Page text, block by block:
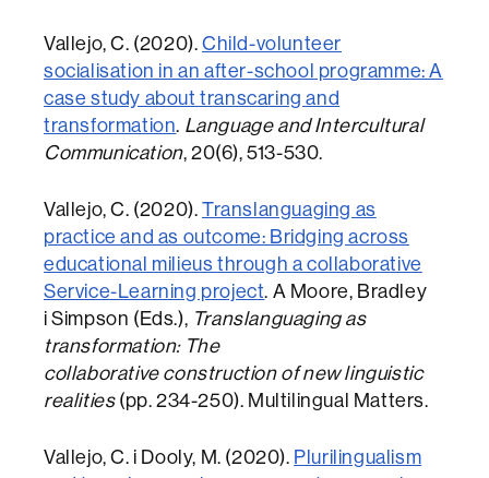
Vallejo, C. (2020).Child-volunteer
socialisation in an after-school programme: A
case study about transcaring and
transformation. Language and Intercultural
Communication, 20(6), 513-530.
Vallejo, C. (2020).Translanguaging as
practice and as outcome: Bridging across
educational milieus through a collaborative
Service-Learning project. A Moore, Bradley
i Simpson (Eds.), Translanguaging as
transformation: The
collaborative construction of new linguistic
realities(pp. 234-250). Multilingual Matters.
Vallejo, C. i Dooly, M. (2020). Plurilingualism